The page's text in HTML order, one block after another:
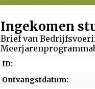
Ingekomen
Brief van
ID:
Ontvangstdatum: